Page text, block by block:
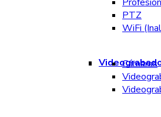
PTZ
WiFi
Cámaras